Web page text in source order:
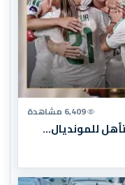
6,409 مشاهدة
للمونديال…